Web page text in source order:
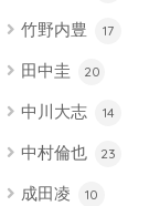
竹野内豊 17
田中圭 20
中川大志 14
中村倫也 23
成田凌 10